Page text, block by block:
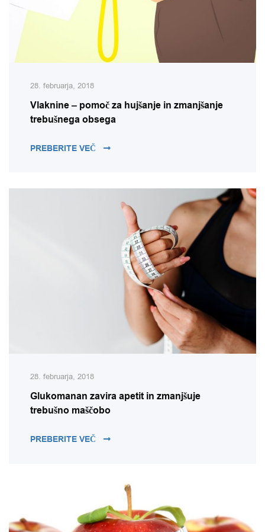
28. februarja, 2018
Vlaknine – pomoč za hujšanje in zmanjšanje
trebušnega obsega
PREBERITE VEČ VLAKNINE – POMOČ ZA HUJŠANJE IN
28. februarja, 2018
Glukomanan zavira apetit in zmanjšuje
trebušno maščobo
PREBERITE VEČ GLUKOMANAN ZAVIRA APETIT IN